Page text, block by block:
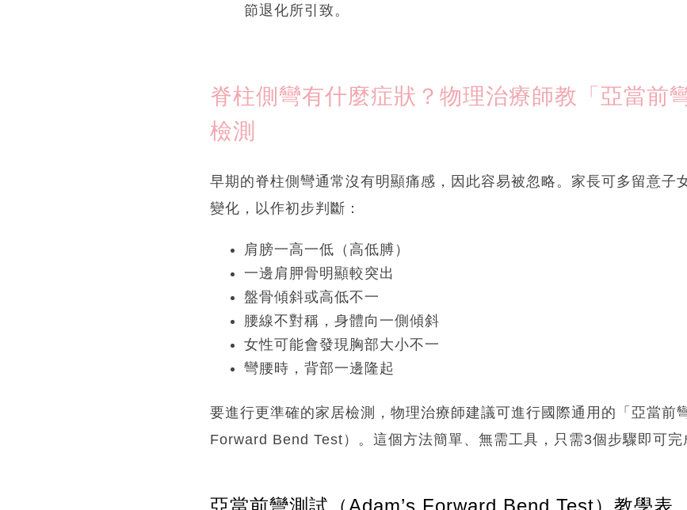
節退化所引致。
脊柱側彎有什麼症狀？物理治療師教「亞當前
檢測
早期的脊柱側彎通常沒有明顯痛感，因此容易被忽略。家長可多留意子
變化，以作初步判斷：
肩膀一高一低（高低膊）
一邊肩胛骨明顯較突出
盤骨傾斜或高低不一
腰線不對稱，身體向一側傾斜
女性可能會發現胸部大小不一
彎腰時，背部一邊隆起
要進行更準確的家居檢測，物理治療師建議可進行國際通用的「亞當前
Forward Bend Test）。這個方法簡單、無需工具，只需3個步驟即可完
亞當前彎測試（Adam’s Forward Bend Test）教學表